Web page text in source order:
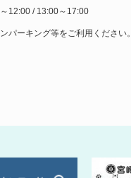
12:00 / 13:00～17:00
パーキング等をご利用ください。